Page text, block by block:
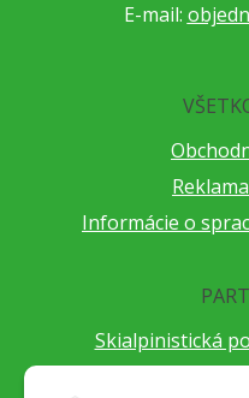
E-mail:
Informácie o
Skialpinistická